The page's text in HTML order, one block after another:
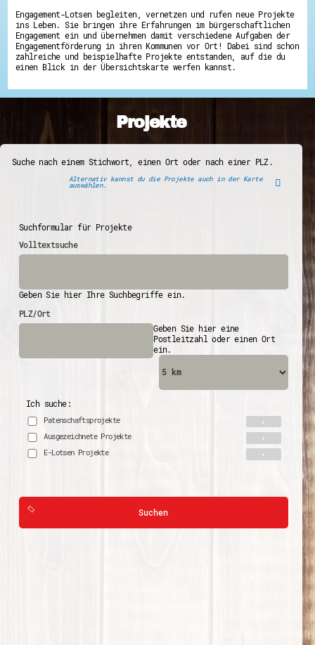
Engagement-Lotsen begleiten, vernetzen und rufen neue Projekte
ins Leben. Sie bringen ihre Erfahrungen im bürgerschaftlichen
Engagement ein und übernehmen damit verschiedene Aufgaben der
Engagementförderung in ihren Kommunen vor Ort! Dabei sind schon
zahlreiche und beispielhafte Projekte entstanden, auf die du
einen Blick in der Übersichtskarte werfen kannst.
Projekte
Suche nach einem Stichwort, einen Ort oder nach einer PLZ.
Alternativ kannst du die Projekte auch in der Karte
auswählen.
Suchformular für Projekte
Volltextsuche
Geben Sie hier Ihre Suchbegriffe ein.
PLZ/Ort
Geben Sie hier eine
Postleitzahl oder einen Ort
ein.
Ich suche:
Patenschaftsprojekte
Ausgezeichnete Projekte
E-Lotsen Projekte
Suchen